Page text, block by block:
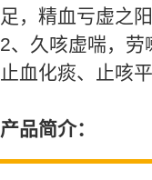
足，精血亏虚之
2、久咳虚喘，劳
止血化痰、止咳
产品简介：